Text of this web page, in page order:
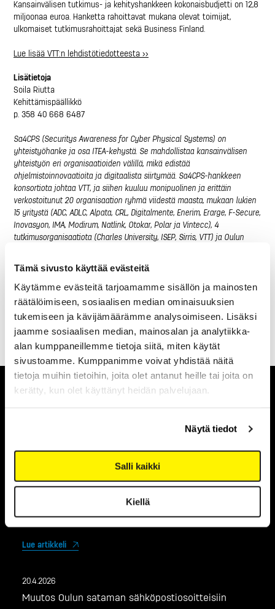
Tämä sivusto käyttää evästeitä
Käytämme evästeitä tarjoamamme sisällön ja mainosten
räätälöimiseen, sosiaalisen median ominaisuuksien
tukemiseen ja kävijämäärämme analysoimiseen. Lisäksi
jaamme sosiaalisen median, mainosalan ja analytiikka-
alan kumppaneillemme tietoja siitä, miten käytät
sivustoamme. Kumppanimme voivat yhdistää näitä
tietoja muihin tietoihin, joita olet antanut heille tai joita on
kerätty, kun olet käyttänyt heidän palvelujaan.
Näytä tiedot
Salli kaikki
Kiellä
Kansainvälisen tutkimus- ja kehityshankkeen kokonaisbudjetti on 12,8
miljoonaa euroa. Hanketta rahoittavat mukana olevat toimijat,
ulkomaiset tutkimusrahoittajat sekä Business Finland.
Lue lisää VTT:n lehdistötiedotteesta >>
Lisätietoja
Soila Riutta
Kehittämispäällikkö
p. 358 40 668 6487
Sa4CPS (Securitys Awareness for Cyber Physical Systems) on
yhteistyöhanke ja osa ITEA-kehystä. Se mahdollistaa kansainvälisen
yhteistyön eri organisaatioiden välillä, mikä edistää
ohjelmistoinnovaatioita ja digitaalista siirtymää. Sa4CPS-hankkeen
konsortiota johtaa VTT, ja siihen kuuluu monipuolinen ja erittäin
verkostoitunut 20 organisaation ryhmä viidestä maasta, mukaan lukien
15 yritystä (ADC, ADLC, Alpata, CRL, Digitalmente, Enerim, Erarge, F-Secure,
Inovasyon, IMA, Modirum, Natlink, Otokar, Polar ja Vintecc), 4
tutkimusorganisaatiota (Charles University, ISEP, Sirris, VTT) ja Oulun
tarjoamalla käytännön sovellustarpeita sekä testialustan.
Lisätietoja https://itea4.org/project/sa4cps.html
UUTISET
Lue artikkeli
20.4.2026
Muutos Oulun sataman sähköpostiosoitteisiin